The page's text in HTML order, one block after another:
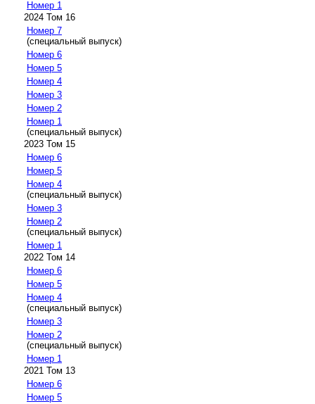
Номер 1
2024 Том 16
Номер 7
(специальный выпуск)
Номер 6
Номер 5
Номер 4
Номер 3
Номер 2
Номер 1
(специальный выпуск)
2023 Том 15
Номер 6
Номер 5
Номер 4
(специальный выпуск)
Номер 3
Номер 2
(специальный выпуск)
Номер 1
2022 Том 14
Номер 6
Номер 5
Номер 4
(специальный выпуск)
Номер 3
Номер 2
(специальный выпуск)
Номер 1
2021 Том 13
Номер 6
Номер 5